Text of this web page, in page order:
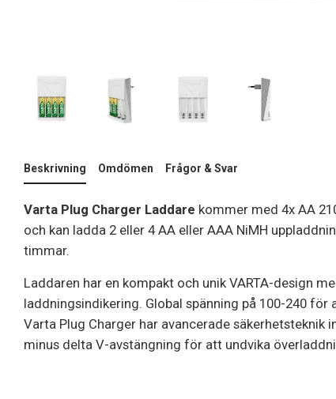
Beskrivning Omdömen Frågor & Svar
Varta Plug Charger Laddare kommer med 4x AA
och kan ladda 2 eller 4 AA eller AAA NiMH
timmar.
Laddaren har en kompakt och unik VARTA-design
laddningsindikering. Global spänning på 100-240 för
Varta Plug Charger har avancerade säkerhetsteknik
minus delta V-avstängning för att undvika